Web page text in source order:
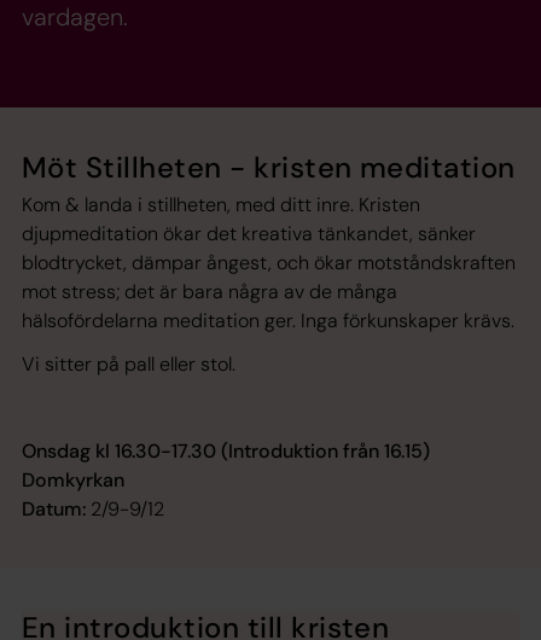
vardagen.
Möt Stillheten - kristen meditation
Kom & landa i stillheten, med ditt inre. Kristen
djupmeditation ökar det kreativa tänkandet, sänker
blodtrycket, dämpar ångest, och ökar motståndskraften
mot stress; det är bara några av de många
hälsofördelarna meditation ger. Inga förkunskaper krävs.
Vi sitter på pall eller stol.
Onsdag kl 16.30-17.30 (Introduktion från 16.15)
Domkyrkan
Datum: 2/9-9/12
En introduktion till kristen